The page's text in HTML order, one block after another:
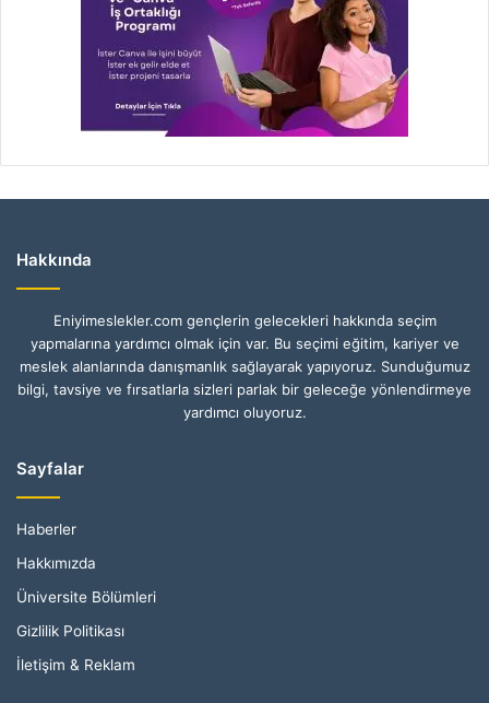
Hakkında
Eniyimeslekler.com gençlerin gelecekleri hakkında seçim
yapmalarına yardımcı olmak için var. Bu seçimi eğitim, kariyer ve
meslek alanlarında danışmanlık sağlayarak yapıyoruz. Sunduğumuz
bilgi, tavsiye ve fırsatlarla sizleri parlak bir geleceğe yönlendirmeye
yardımcı oluyoruz.
Sayfalar
Haberler
Hakkımızda
Üniversite Bölümleri
Gizlilik Politikası
İletişim & Reklam